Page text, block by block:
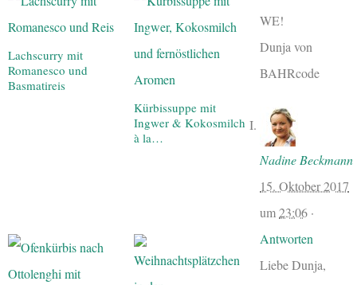
Lachscurry mit
Romanesco und
Basmatireis
Kürbissuppe mit
Ingwer & Kokosmilch
à la…
WE!
Dunja von
BAHRcode
Nadine Beckmann
15. Oktober 2017
um23:06 ·
Antworten
Liebe Dunja,